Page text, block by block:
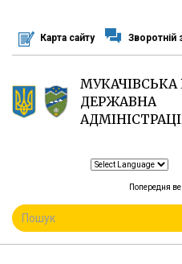
основного
матеріалу
Карта сайту Зворотній
ДЕРЖАВНА
Попередня
ПОШУКОВА
ФОРМА
Пошук